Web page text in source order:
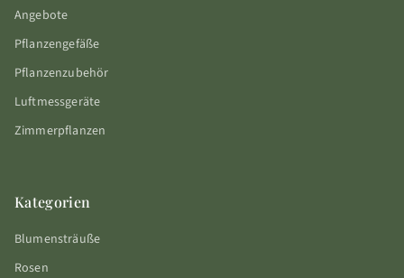
Angebote
Pflanzengefäße
Pflanzenzubehör
Luftmessgeräte
Zimmerpflanzen
Kategorien
Blumensträuße
Rosen